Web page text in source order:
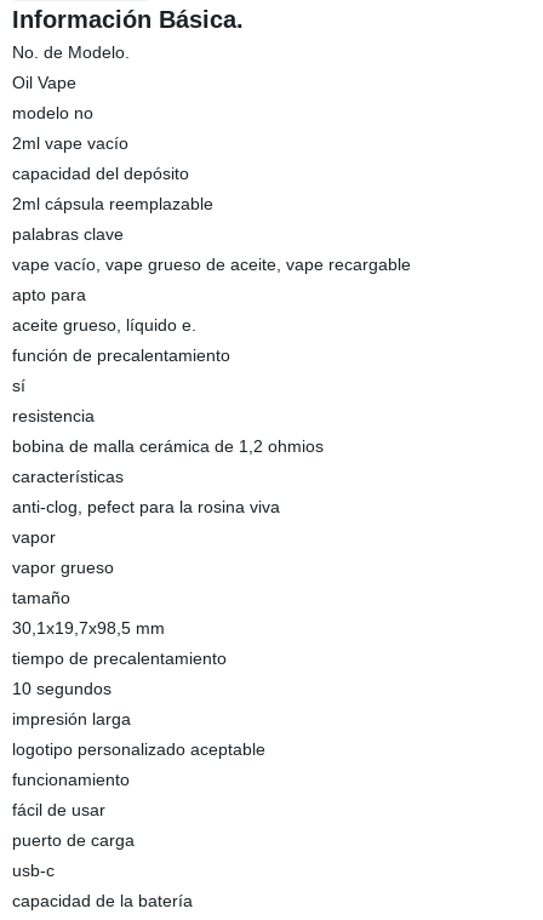
Información Básica.
No. de Modelo.
Oil Vape
modelo no
2ml vape vacío
capacidad del depósito
2ml cápsula reemplazable
palabras clave
vape vacío, vape grueso de aceite, vape recargable
apto para
aceite grueso, líquido e.
función de precalentamiento
sí
resistencia
bobina de malla cerámica de 1,2 ohmios
características
anti-clog, pefect para la rosina viva
vapor
vapor grueso
tamaño
30,1x19,7x98,5 mm
tiempo de precalentamiento
10 segundos
impresión larga
logotipo personalizado aceptable
funcionamiento
fácil de usar
puerto de carga
usb-c
capacidad de la batería